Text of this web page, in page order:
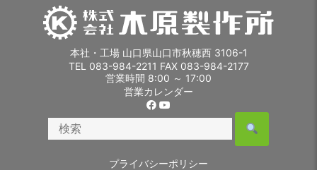
本社・工場 山口県山口市秋穂西 3106-1
TEL 083-984-2211 FAX 083-984-2177
営業時間 8:00 ～ 17:00
営業カレンダー
プライバシーポリシー